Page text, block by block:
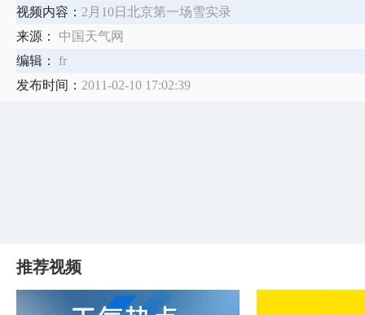
视频内容： 2月10日北京第一场雪实录
来源：
中国天气网
编辑：
fr
发布时间： 2011-02-10 17:02:39
推荐视频